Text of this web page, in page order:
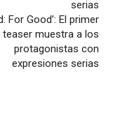
For Good’: El primer
teaser muestra a los
protagonistas con
expresiones serias